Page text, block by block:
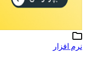
نرم افزار